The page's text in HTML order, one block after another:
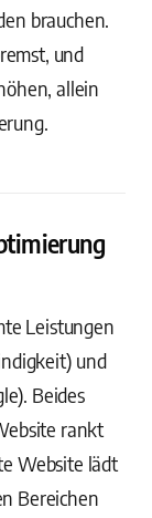
brauchen.
und
allein
Leistungen
und
Beides
rankt
Website lädt
Bereichen